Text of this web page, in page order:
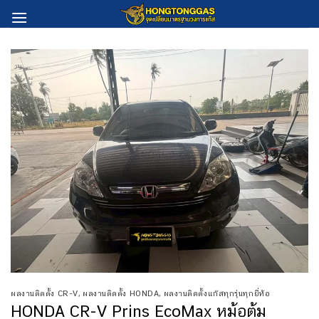
to
ผลงานติดตั้ง CR-V, ผลงานติดตั้ง HONDA, ผลงานติดตั้งแก๊สทุกรุ่นทุกยี่ห้อ
HONDA CR-V Prins EcoMax หม้อต้ม